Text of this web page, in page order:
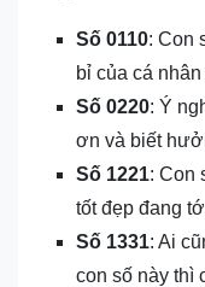
Số 0110: Con
bỉ của cá
Số 0220: Ý
ơn và biết
Số 1221: Con
tốt đẹp đang
Số 1331: Ai
con số này thì